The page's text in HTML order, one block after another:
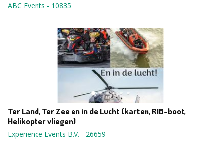
ABC Events - 10835
Ter Land, Ter Zee en in de Lucht (karten, RIB-boot,
Helikopter vliegen)
Experience Events B.V. - 26659